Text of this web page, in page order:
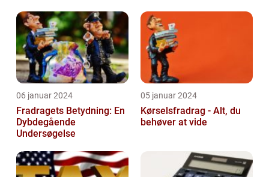
06 januar 2024
Fradragets Betydning: En
Dybdegående
Undersøgelse
05 januar 2024
Kørselsfradrag - Alt, du
behøver at vide